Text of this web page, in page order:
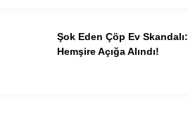
Şok Eden Çöp Ev Skandalı:
Hemşire Açığa Alındı!